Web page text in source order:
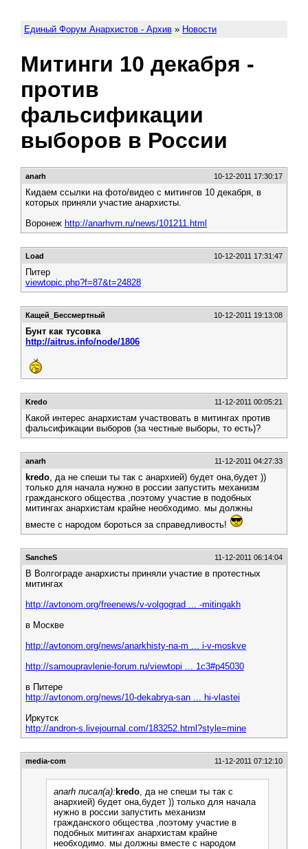
Единый Форум Анархистов - Архив » Новости
Митинги 10 декабря -
против
фальсификации
выборов в России
anarh 10-12-2011 17:30:17
Кидаем ссылки на фото/видео с митингов 10 декабря, в
которых приняли участие анархисты.
Воронеж http://anarhvrn.ru/news/101211.html
Load 10-12-2011 17:31:47
Питер
viewtopic.php?f=87&t=24828
Кащей_Бессмертный 10-12-2011 19:13:08
Бунт как тусовка
http://aitrus.info/node/1806
Kredo 11-12-2011 00:05:21
Какой интерес анархистам участвовать в митингах против
фальсификации выборов (за честные выборы, то есть)?
anarh 11-12-2011 04:27:33
kredo, да не спеши ты так с анархией) будет она,будет ))
только для начала нужно в россии запустить механизм
гражданского общества ,поэтому участие в подобных
митингах анархистам крайне необходимо. мы должны
вместе с народом бороться за справедливость!
SancheS 11-12-2011 06:14:04
В Волгограде анархисты приняли участие в протестных
митингах
http://avtonom.org/freenews/v-volgograd ... -mitingakh
в Москве
http://avtonom.org/news/anarkhisty-na-m ... i-v-moskve
http://samoupravlenie-forum.ru/viewtopi ... 1c3#p45030
в Питере
http://avtonom.org/news/10-dekabrya-san ... hi-vlastei
Иркутск
http://andron-s.livejournal.com/183252.html?style=mine
media-com 11-12-2011 07:12:10
anarh писал(а): kredo, да не спеши ты так с
анархией) будет она,будет )) только для начала
нужно в россии запустить механизм
гражданского общества ,поэтому участие в
подобных митингах анархистам крайне
необходимо. мы должны вместе с народом